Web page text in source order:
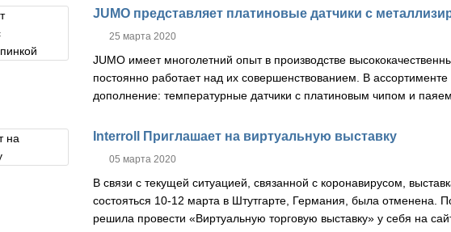
JUMO представляет платиновые датчики с
25 марта 2020
JUMO имеет многолетний опыт в производстве
постоянно работает над их совершенствованием.
В
дополнение: температурные датчики с платиновым чипом и
Interroll Приглашает на виртуальную выставку
05 марта 2020
В связи с текущей ситуацией, связанной с коронавирусом,
состояться 10-12 марта в Штутгарте, Германия, была отменена.
решила провести«Виртуальную торговую выставку» у себя на